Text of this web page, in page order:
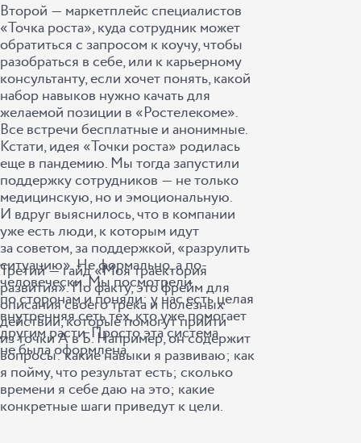
Второй ― маркетплейс специалистов
«Точка роста», куда сотрудник может
обратиться с запросом к коучу, чтобы
разобраться в себе, или к карьерному
консультанту, если хочет понять, какой
набор навыков нужно качать для
желаемой позиции в «Ростелекоме».
Все встречи бесплатные и анонимные.
Кстати, идея «Точки роста» родилась
еще в пандемию. Мы тогда запустили
поддержку сотрудников ― не только
медицинскую, но и эмоциональную.
И вдруг выяснилось, что в компании
уже есть люди, к которым идут
за советом, за поддержкой, «разрулить
ситуацию». Не формально, а по-
человечески. Мы посмотрели
по сторонам и поняли: у нас есть целая
внутренняя сеть тех, кто уже помогает
другим расти. Просто эта система
не была оформлена.
Третий ― гайд «Моя траектория
развития». По факту, это фрейм для
описания своего трека и полезных
действий, которые помогут прийти
из точки А в Б. Например, он содержит
вопросы: какие навыки я развиваю; как
я пойму, что результат есть; сколько
времени я себе даю на это; какие
конкретные шаги приведут к цели.